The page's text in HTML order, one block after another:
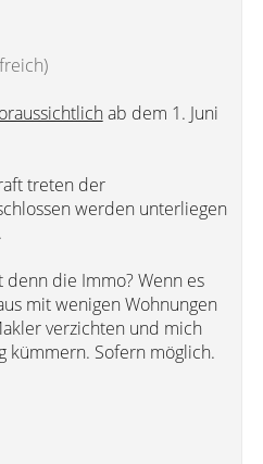
ab dem 1. Juni
treten der
werden unterliegen
die Immo? Wenn es
mit wenigen Wohnungen
verzichten und mich
kümmern. Sofern möglich.